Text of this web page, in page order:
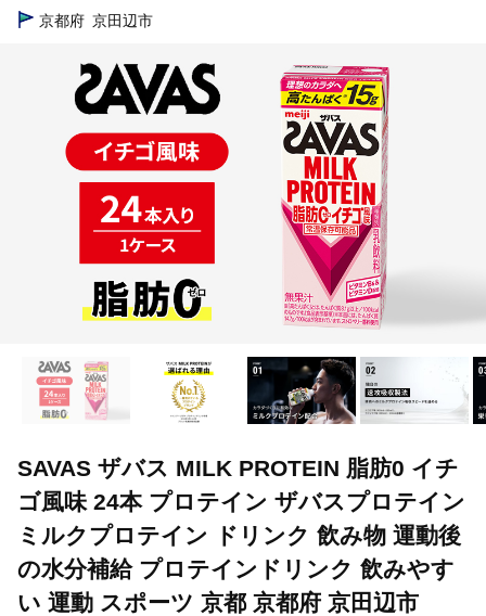
TOP
京都府 京田辺市
SAVAS ザバス MILK PROTEIN 脂肪0 イチ
ゴ風味 24本 プロテイン ザバスプロテイン
ミルクプロテイン ドリンク 飲み物 運動後
の水分補給 プロテインドリンク 飲みやす
い 運動 スポーツ 京都 京都府 京田辺市